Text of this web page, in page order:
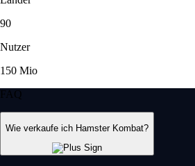
90
Nutzer
150 Mio
FAQ
Wie verkaufe ich Hamster Kombat?